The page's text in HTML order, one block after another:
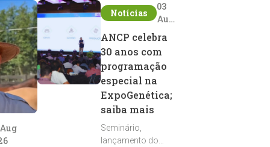
Notícias
03
Aug
ANCP celebra
30 anos com
programação
especial na
ExpoGenética;
saiba mais
Seminário,
lançamento do